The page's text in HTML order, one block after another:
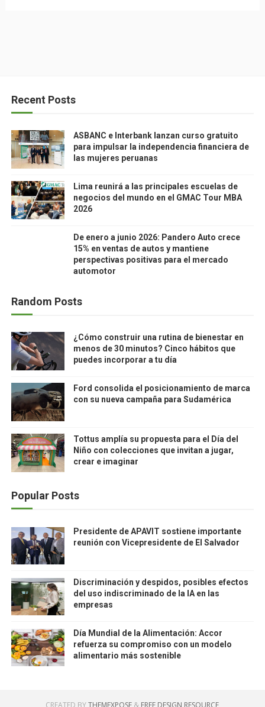
Recent Posts
ASBANC e Interbank lanzan curso gratuito
para impulsar la independencia financiera de
las mujeres peruanas
Lima reunirá a las principales escuelas de
negocios del mundo en el GMAC Tour MBA
2026
De enero a junio 2026: Pandero Auto crece
15% en ventas de autos y mantiene
perspectivas positivas para el mercado
automotor
Random Posts
¿Cómo construir una rutina de bienestar en
menos de 30 minutos? Cinco hábitos que
puedes incorporar a tu día
Ford consolida el posicionamiento de marca
con su nueva campaña para Sudamérica
Tottus amplía su propuesta para el Día del
Niño con colecciones que invitan a jugar,
crear e imaginar
Popular Posts
Presidente de APAVIT sostiene importante
reunión con Vicepresidente de El Salvador
Discriminación y despidos, posibles efectos
del uso indiscriminado de la IA en las
empresas
Día Mundial de la Alimentación: Accor
refuerza su compromiso con un modelo
alimentario más sostenible
CREATED BYTHEMEXPOSE & FREE DESIGN RESOURCE